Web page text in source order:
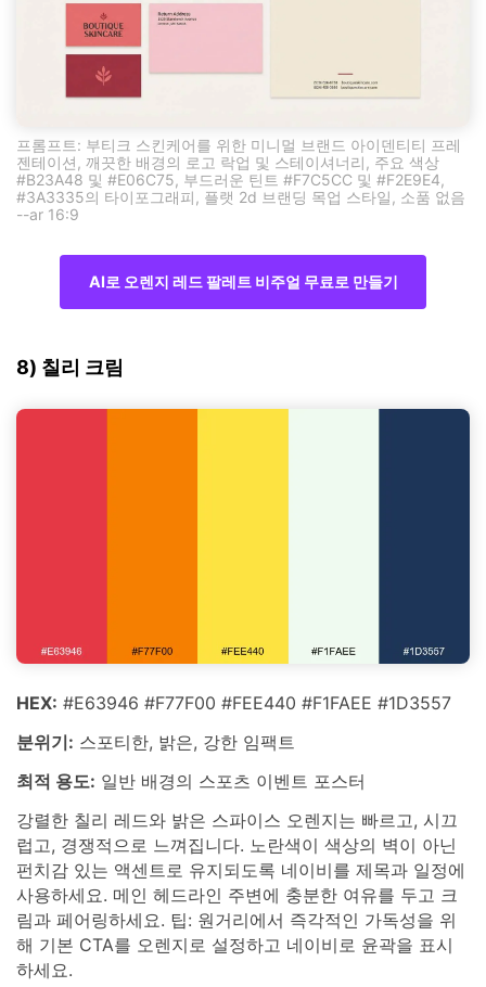
프롬프트: 부티크 스킨케어를 위한 미니멀 브랜드 아이덴티티 프레
젠테이션, 깨끗한 배경의 로고 락업 및 스테이셔너리, 주요 색상
#B23A48 및 #E06C75, 부드러운 틴트 #F7C5CC 및 #F2E9E4,
#3A3335의 타이포그래피, 플랫 2d 브랜딩 목업 스타일, 소품 없음
--ar 16:9
AI로 오렌지 레드 팔레트 비주얼 무료로 만들기
8) 칠리 크림
HEX: #E63946 #F77F00 #FEE440 #F1FAEE #1D3557
분위기: 스포티한, 밝은, 강한 임팩트
최적 용도: 일반 배경의 스포츠 이벤트 포스터
강렬한 칠리 레드와 밝은 스파이스 오렌지는 빠르고, 시끄
럽고, 경쟁적으로 느껴집니다. 노란색이 색상의 벽이 아닌
펀치감 있는 액센트로 유지되도록 네이비를 제목과 일정에
사용하세요. 메인 헤드라인 주변에 충분한 여유를 두고 크
림과 페어링하세요. 팁: 원거리에서 즉각적인 가독성을 위
해 기본 CTA를 오렌지로 설정하고 네이비로 윤곽을 표시
하세요.